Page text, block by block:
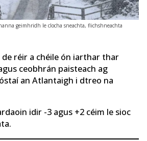
geimhridh le clocha sneachta, flichshneachta
réir a chéile ón iarthar thar
ceobhrán paisteach ag
an Atlantaigh i dtreo na
idir -3 agus +2 céim le sioc